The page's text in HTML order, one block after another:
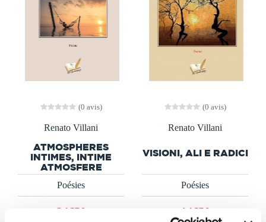
(0 avis)
Renato Villani
ATMOSPHERES
INTIMES, INTIME
ATMOSFERE
Poésies
24€50
(0 avis)
Renato Villani
VISIONI, ALI E RADICI
Poésies
14€50